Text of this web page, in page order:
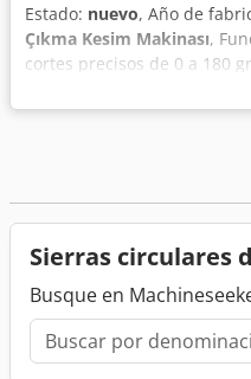
Estado: nuevo, Año de
Çıkma Kesim Makinası,
cortes precisos de 0 a 180
22,5, 30, 45, 60 y 90
velocidad de salida de la
Cubierta de protección
salida: 12,5 cm. • Incluye
Sierras circulares
Busque en